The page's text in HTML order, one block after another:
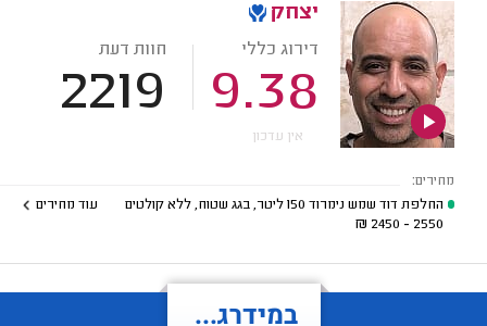
יצחק
דירוג כללי
9.38
חוות דעת
2219
אין עדכון
מחירים:
החלפת דוד שמש נימרוד 150 ליטר, בגג שטוח, ללא קולטים
2550 - 2450
₪
עוד מחירים
במידרג...